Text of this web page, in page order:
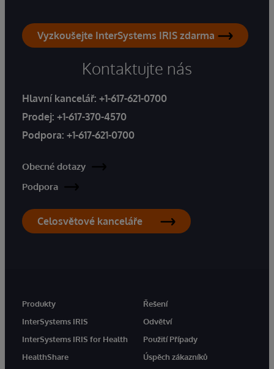
Vyzkoušejte InterSystems IRIS zdarma
Kontaktujte nás
Hlavní kancelář: +1-617-621-0700
Prodej: +1-617-370-4570
Podpora: +1-617-621-0700
Obecné dotazy
Podpora
Celosvětové kanceláře
Produkty
InterSystems IRIS
InterSystems IRIS for Health
HealthShare
Řešení
Odvětví
Použití Případy
Úspěch zákazníků